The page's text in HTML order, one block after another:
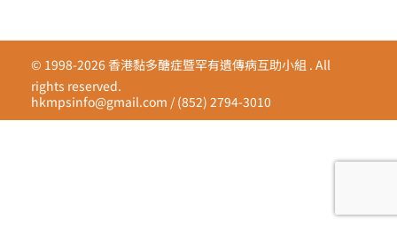
© 1998-2026 香港黏多醣症暨罕有遺傳病互助小組 . All
rights reserved.
hkmpsinfo@gmail.com / (852) 2794-3010